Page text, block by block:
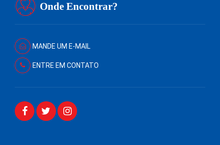
Onde Encontrar?
MANDE UM E-MAIL
ENTRE EM CONTATO